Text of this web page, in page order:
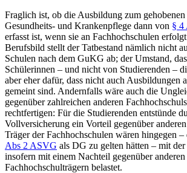
Fraglich ist, ob die Ausbildung zum
Gesundheits- und Krankenpflege dann von § 4
erfasst ist, wenn sie an Fachhochschulen
Berufsbild stellt der Tatbestand nämlich nicht
Schulen nach dem GuKG ab; der Umstand,
Schülerinnen – und nicht von Studierenden –
aber eher dafür, dass nicht auch Ausbildungen
gemeint sind. Andernfalls wäre auch die
gegenüber zahlreichen anderen
rechtfertigen: Für die Studierenden entstünde
Vollversicherung ein Vorteil gegenüber
Träger der Fachhochschulen wären hingegen –
Abs 2 ASVG als DG zu gelten hätten – mit
insofern mit einem Nachteil gegenüber anderen
Fachhochschulträgern belastet.